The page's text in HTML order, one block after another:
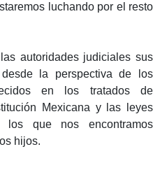
luchando por el resto
autoridades judiciales sus
la perspectiva de los
en los tratados de
Mexicana y las leyes
los que nos encontramos
hijos.